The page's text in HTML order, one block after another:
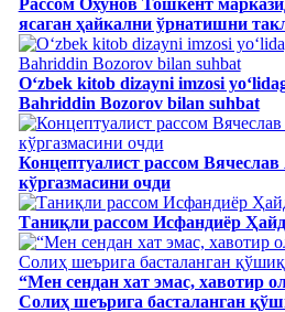
яcаган ҳайкални ўрнатишни
Oʻzbek kitob dizayni imzosi
Bahriddin Bozorov bilan suhbat
Концептуалист рассом
кўргазмасини очди
Таниқли рассом Исфандиёр
“Мен сендан хат эмас, хавотир
Солиҳ шеърига басталанган